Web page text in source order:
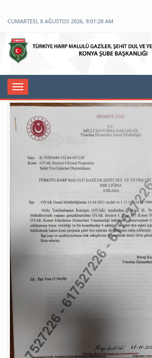
CUMARTESI, 8 AĞUSTOS 2026, 9:01:28 AM
Toggle
navigation